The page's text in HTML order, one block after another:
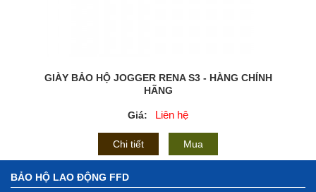
GIÀY BẢO HỘ JOGGER RENA S3 - HÀNG CHÍNH
HÃNG
Giá: Liên hệ
Chi tiết Mua
BẢO HỘ LAO ĐỘNG FFD